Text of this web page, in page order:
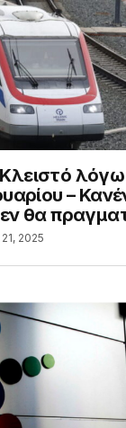
–
θα
2025